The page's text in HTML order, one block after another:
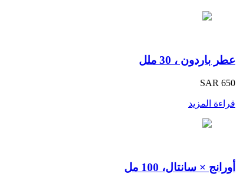
عطر باردون ، 30 ملل
SAR 650
قراءة المزيد
أورانج × سانتال، 100 مل